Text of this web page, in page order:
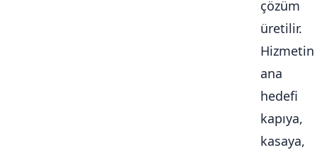
çözüm
üretilir.
Hizmetin
ana
hedefi
kapıya,
kasaya,